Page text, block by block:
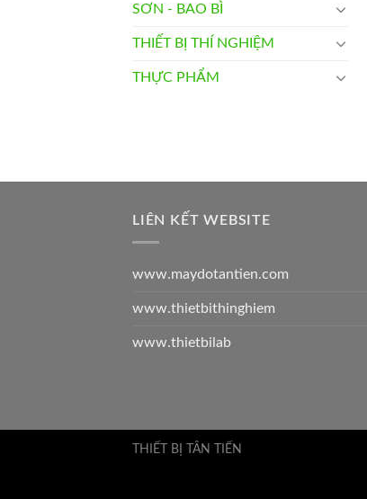
SƠN - BAO BÌ
THIẾT BỊ THÍ NGHIỆM
THỰC PHẨM
LIÊN KẾT WEBSITE
www.maydotantien.com
www.thietbithinghiem
www.thietbilab
THIẾT BỊ TÂN TIẾN